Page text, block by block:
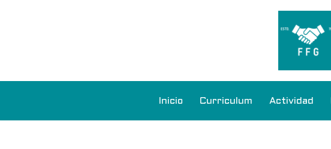
Inicio Curriculum Actividad